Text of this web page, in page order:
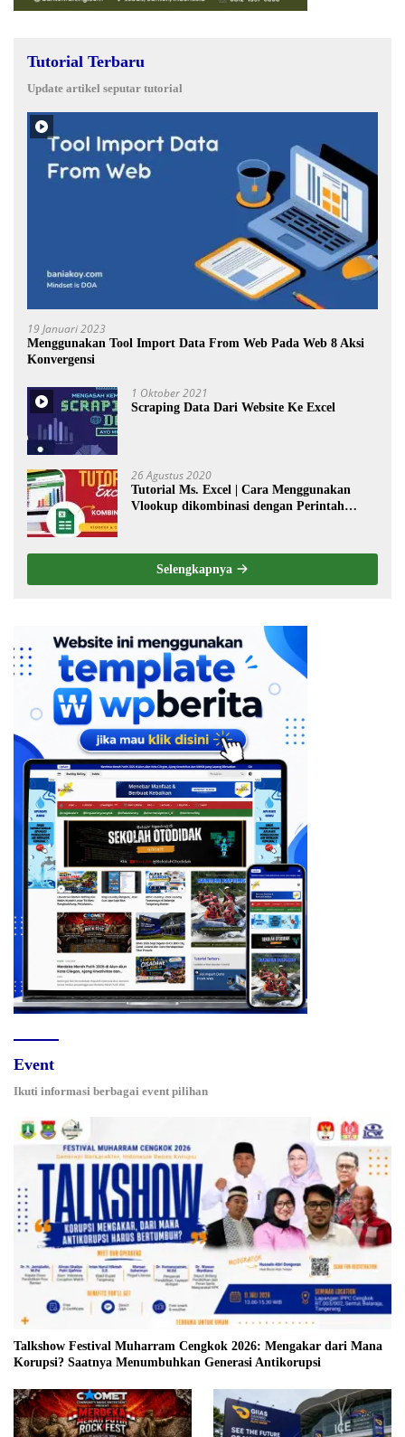
Tutorial Terbaru
Update artikel seputar tutorial
19 Januari 2023
Menggunakan Tool Import Data From Web Pada Web 8 Aksi
Konvergensi
1 Oktober 2021
Scraping Data Dari Website Ke Excel
26 Agustus 2020
Tutorial Ms. Excel | Cara Menggunakan
Vlookup dikombinasi dengan Perintah
Selengkapnya
Event
Ikuti informasi berbagai event pilihan
Talkshow Festival Muharram Cengkok 2026: Mengakar dari Mana
Korupsi? Saatnya Menumbuhkan Generasi Antikorupsi